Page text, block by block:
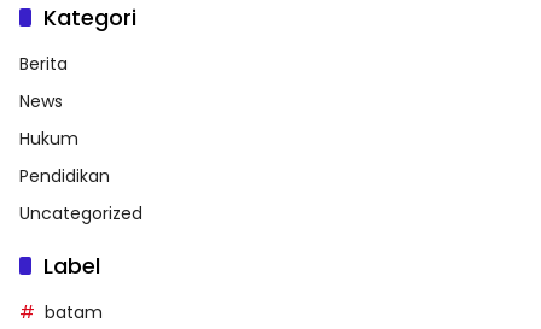
Kategori
Berita
News
Hukum
Pendidikan
Uncategorized
Label
batam